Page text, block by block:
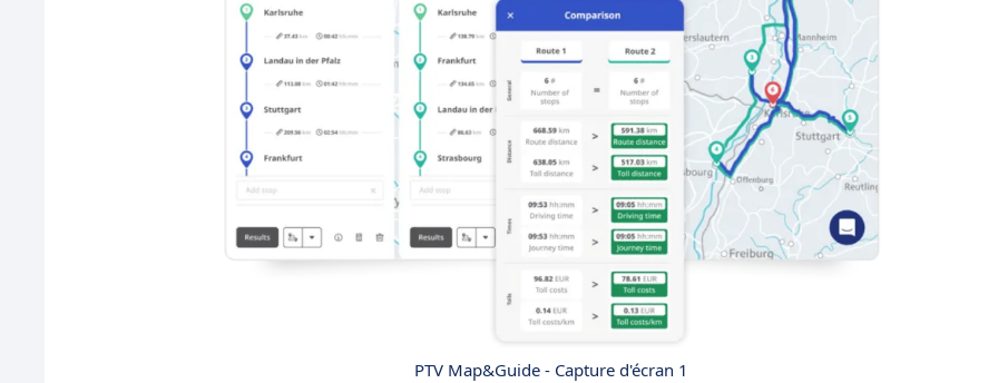
PTV Map&Guide - Capture d'écran 1